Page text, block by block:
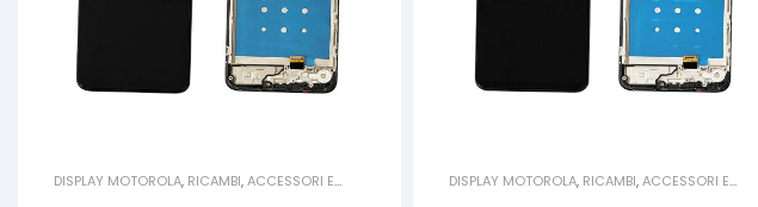
DISPLAY MOTOROLA, RICAMBI,ACCESSORI E
DISPLAY MOTOROLA, RICAMBI,ACCESSORI E